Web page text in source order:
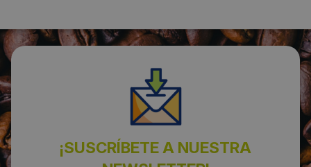
Jos@cscvending.org
¡SUSCRÍBETE A NUESTRA